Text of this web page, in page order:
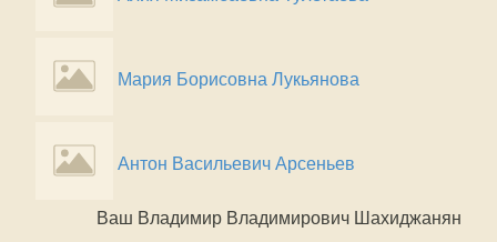
Мария Борисовна Лукьянова
Антон Васильевич Арсеньев
Ваш Владимир Владимирович Шахиджанян